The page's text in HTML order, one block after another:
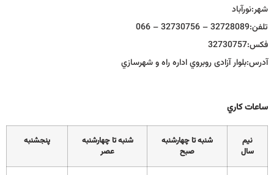
شهر:نورآباد
تلفن:32728089 – 32730756 – 066
فكس:32730757
آدرس:بلوار آزادی روبروي اداره راه و شهرسازي
ساعات كاري
نيم
سال
شنبه تا چهارشنبه
صبح
شنبه تا چهارشنبه
عصر
پنجشنبه